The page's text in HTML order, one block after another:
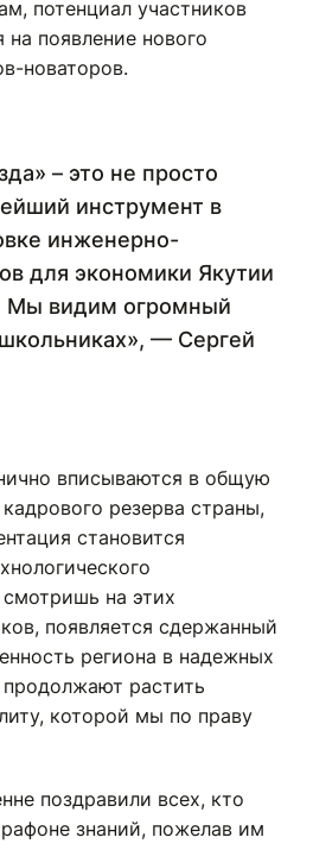
потенциал участников
на появление нового
новаторов.
– это не просто
инструмент в
инженерно-
для экономики Якутии
Мы видим огромный
— Сергей
вписываются в общую
резерва страны,
становится
смотришь на этих
появляется сдержанный
региона в надежных
растить
которой мы по праву
поздравили всех, кто
знаний, пожелав им